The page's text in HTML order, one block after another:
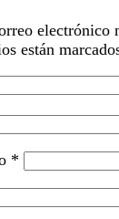
electrónico
están
*